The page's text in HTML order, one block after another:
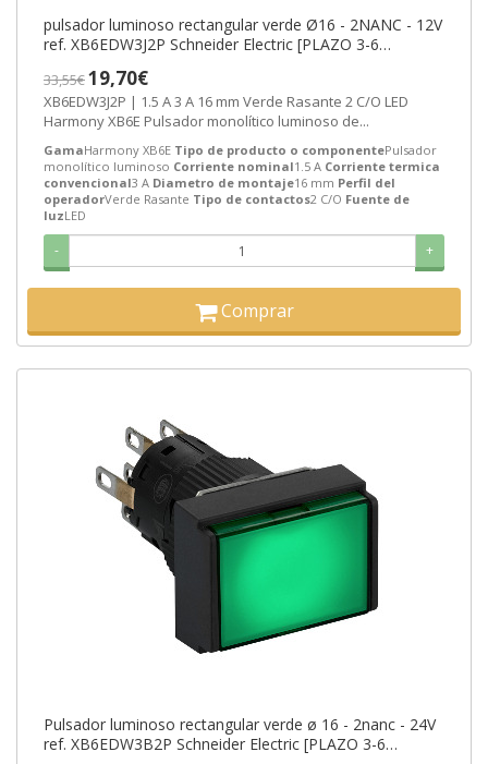
pulsador luminoso rectangular verde Ø16 - 2NANC - 12V
ref. XB6EDW3J2P Schneider Electric [PLAZO 3-6
33,55€19,70€
XB6EDW3J2P | 1.5 A 3 A 16 mm Verde Rasante 2 C/O LED
Harmony XB6E Pulsador monolítico luminoso de...
GamaHarmony XB6E Tipo de producto o componentePulsador
monolítico luminoso Corriente nominal1.5 A Corriente termica
convencional3 A Diametro de montaje16 mm Perfil del
operadorVerde Rasante Tipo de contactos2 C/O Fuente de
luzLED
- +
Comprar
Pulsador luminoso rectangular verde ø 16 - 2nanc - 24V
ref. XB6EDW3B2P Schneider Electric [PLAZO 3-6